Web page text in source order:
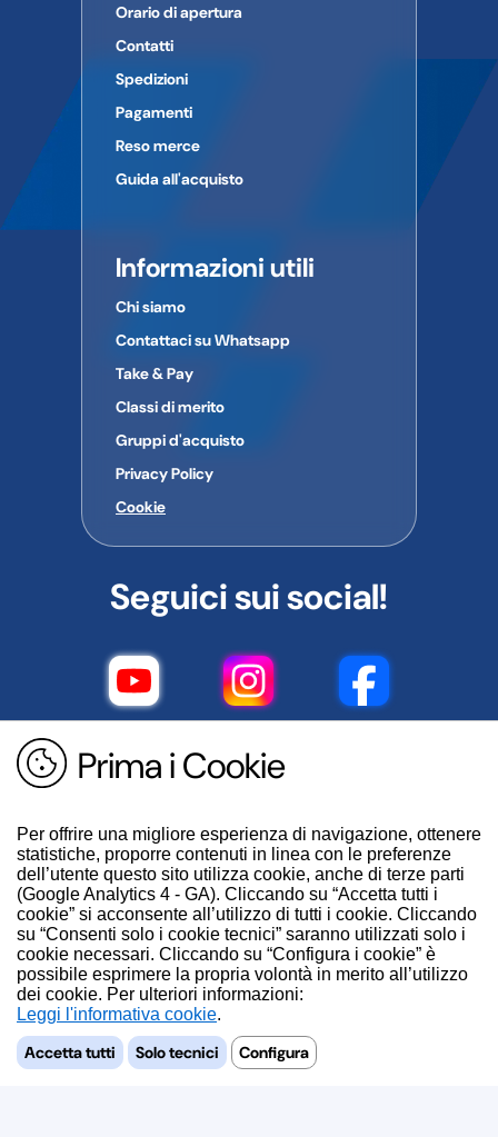
Prima i Cookie
Per offrire una migliore esperienza di navigazione, ottenere
statistiche, proporre contenuti in linea con le preferenze
dell’utente questo sito utilizza cookie, anche di terze parti
(Google Analytics 4 - GA). Cliccando su “Accetta tutti i
cookie” si acconsente all’utilizzo di tutti i cookie. Cliccando
su “Consenti solo i cookie tecnici” saranno utilizzati solo i
cookie necessari. Cliccando su “Configura i cookie” è
possibile esprimere la propria volontà in merito all’utilizzo
dei cookie. Per ulteriori informazioni:
.
Accetta tutti Solo tecnici Configura
Orario di apertura
Contatti
Spedizioni
Pagamenti
Reso merce
Guida all'acquisto
Informazioni utili
Chi siamo
Contattaci su Whatsapp
Take & Pay
Classi di merito
Gruppi d'acquisto
Privacy Policy
Cookie
Seguici sui social!